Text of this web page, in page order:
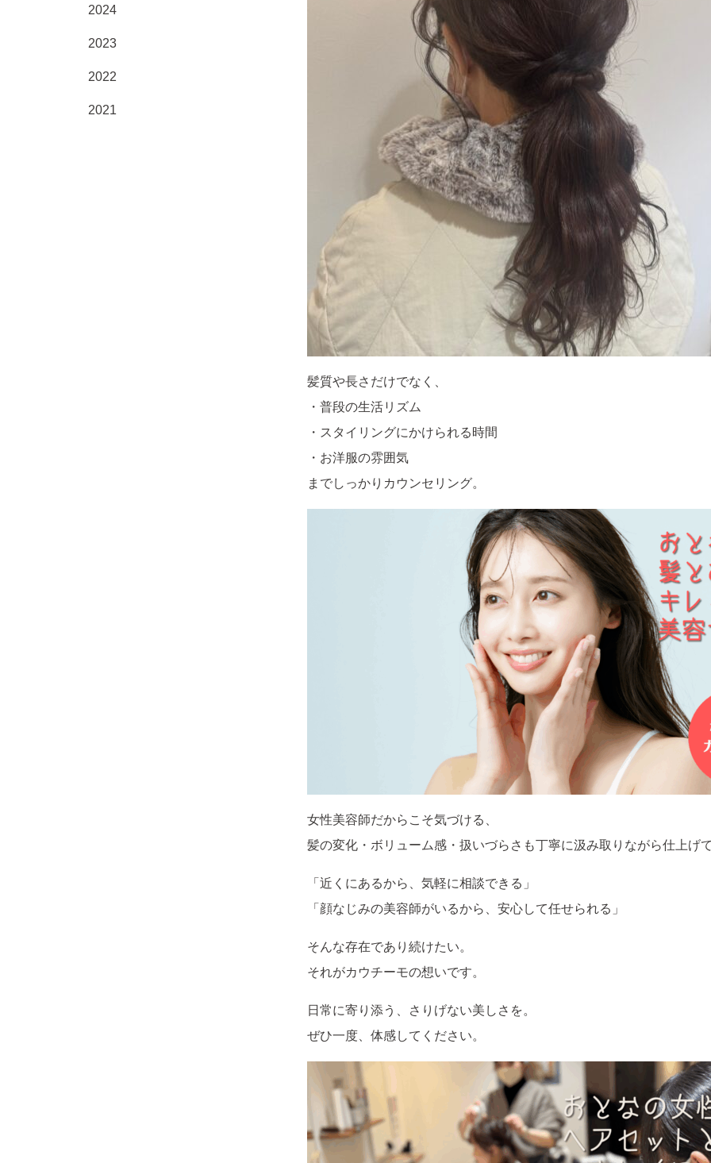
2024
2023
2022
2021
髪質や長さだけでなく、
・普段の生活リズム
・スタイリングにかけられる時間
・お洋服の雰囲気
までしっかりカウンセリング。
女性美容師だからこそ気づける、
髪の変化・ボリューム感・扱いづらさも丁寧に汲み取りながら仕上げ
「近くにあるから、気軽に相談できる」
「顔なじみの美容師がいるから、安心して任せられる」
そんな存在であり続けたい。
それがカウチーモの想いです。
日常に寄り添う、さりげない美しさを。
ぜひ一度、体感してください。